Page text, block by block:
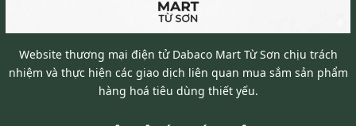
Website thương mại điện tử Dabaco Mart Từ Sơn chịu trách
nhiệm và thực hiện các giao dịch liên quan mua sắm sản phẩm
hàng hoá tiêu dùng thiết yếu.